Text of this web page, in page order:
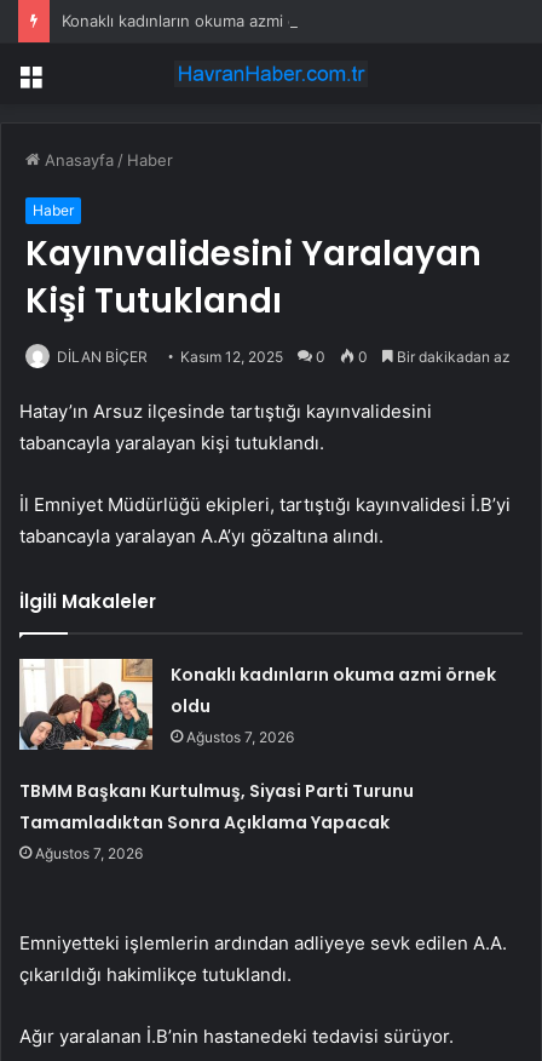
Konaklı kadınların okuma azmi örnek oldu
Menü
Anasayfa / Haber
Haber
Kayınvalidesini Yaralayan
Kişi Tutuklandı
DİLAN BİÇER Kasım 12, 2025 0 0 Bir dakikadan az
Hatay’ın Arsuz ilçesinde tartıştığı kayınvalidesini
tabancayla yaralayan kişi tutuklandı.
İl Emniyet Müdürlüğü ekipleri, tartıştığı kayınvalidesi İ.B’yi
tabancayla yaralayan A.A’yı gözaltına alındı.
İlgili Makaleler
Konaklı kadınların okuma azmi örnek
oldu
Ağustos 7, 2026
TBMM Başkanı Kurtulmuş, Siyasi Parti Turunu
Tamamladıktan Sonra Açıklama Yapacak
Ağustos 7, 2026
Emniyetteki işlemlerin ardından adliyeye sevk edilen A.A.
çıkarıldığı hakimlikçe tutuklandı.
Ağır yaralanan İ.B’nin hastanedeki tedavisi sürüyor.